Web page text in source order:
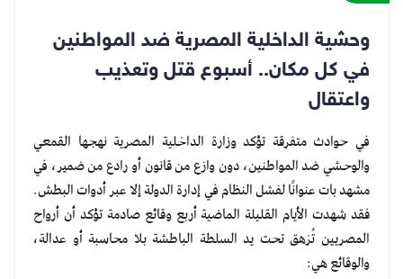
وحشية الداخلية المصرية ضد المواطنين
في كل مكان.. أسبوع قتل وتعذيب
واعتقال
في حوادث متفرقة تؤكد وزارة الداخلية المصرية نهجها القمعي
والوحشي ضد المواطنين، دون وازع من قانون أو رادع من ضمير، في
مشهد بات عنوانًا لفشل النظام في إدارة الدولة إلا عبر أدوات البطش.
فقد شهدت الأيام القليلة الماضية أربع وقائع صادمة تؤكد أن أرواح
المصريين تُزهق تحت يد السلطة الباطشة بلا محاسبة أو عدالة،
والوقائع هي: